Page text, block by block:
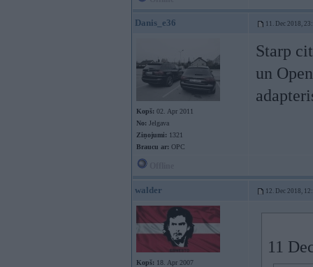
Danis_e36 11. Dec 2018,
Kopš: 02. Apr 2011
No: Jelgava
Ziņojumi: 1321
Braucu ar: OPC
Starp
un
walder 12. Dec 2018,
Kopš: 18. Apr 2007
11